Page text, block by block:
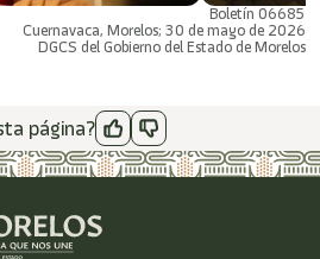
Boletín 06685
Cuernavaca, Morelos; 30 de mayo de 2026
DGCS del Gobierno del Estado de Morelos
página?